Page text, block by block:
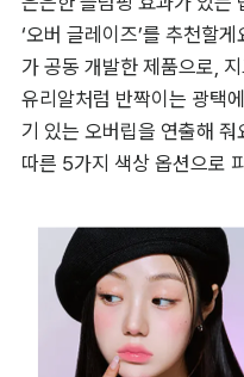
확실한 볼륨 효과를 원한다
퍼 맥시’를 추천해요. 맨입
매끈하고 탱글한 립을 만들
림성으로 여러 번 덧발라도
요. 컬러감이 있는 립 제품
은은한 플럼핑 효과가 있는
‘오버 글레이즈’를 추천할
가 공동 개발한 제품으로,
유리알처럼 반짝이는 광택
기 있는 오버립을 연출해